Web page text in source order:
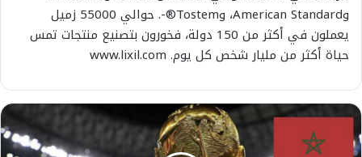
وAmerican Standard، وTostem
®-.
حوالي 55000 زميل
يعملون في أكثر من 150 دولة، فخورون بتصنيع منتجات تمس
حياة أكثر من مليار شخص كل يوم. www.lixil.com
ر
س
م